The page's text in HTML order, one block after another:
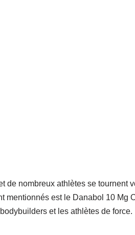
de nombreux athlètes se tournent
mentionnés est le Danabol 10 Mg
et les athlètes de force.